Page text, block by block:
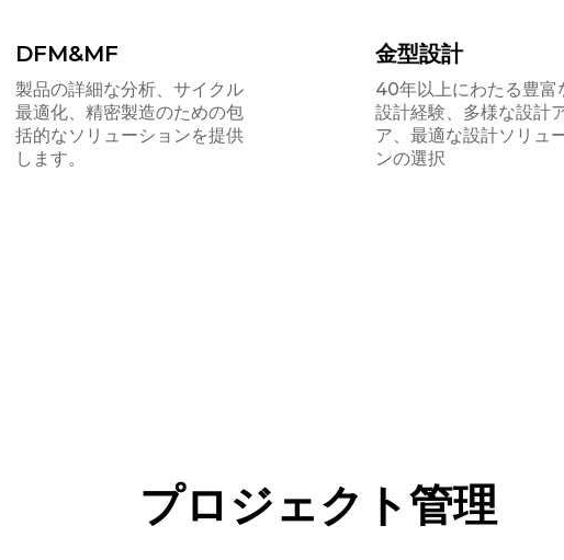
DFM&MF
製品の詳細な分析、サイクル
最適化、精密製造のための包
括的なソリューションを提供
します。
金型設計
40年以上にわたる豊富
設計経験、多様な設計
ア、最適な設計ソリュ
ンの選択
プロジェクト管理